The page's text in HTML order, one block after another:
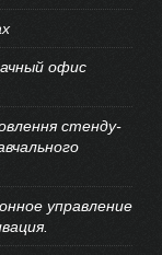
офис
стенду-
управление